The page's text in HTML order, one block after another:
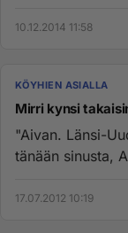
10.12.2014 11:58
KÖYHIEN ASIALLA
Mirri kynsi
"Aivan. Länsi-
tänään sinusta,
17.07.2012 10:19